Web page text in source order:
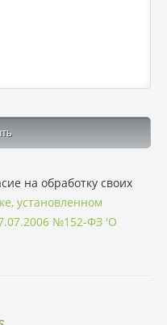
на обработку своих
установленном
№152-ФЗ 'О